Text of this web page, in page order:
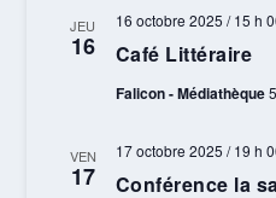
JEU
16 Café Littéraire
16 octobre 2025 / 15 h
Falicon - Médiathèque
VEN
17
Conférence la
17 octobre 2025 / 19 h